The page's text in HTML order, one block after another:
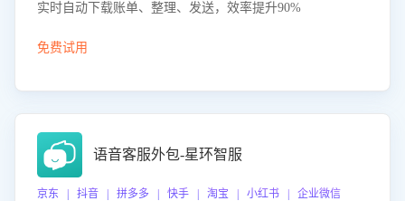
实时自动下载账单、整理、发送，效率提升90%
免费试用
语音客服外包-星环智服
京东 | 抖音 | 拼多多 | 快手 | 淘宝 | 小红书 | 企业微信